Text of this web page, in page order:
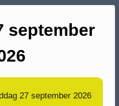
september
27 september 2026